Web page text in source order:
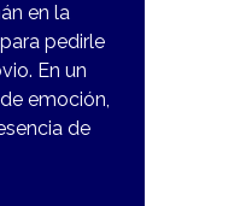
en la
pedirle
En un
emoción,
de